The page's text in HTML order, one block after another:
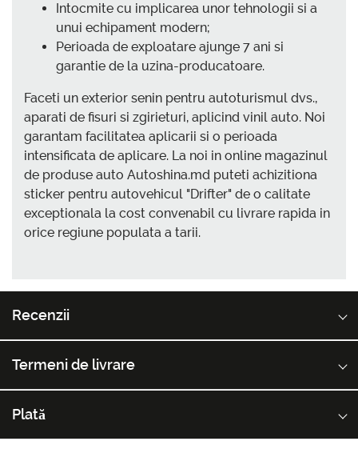
Intocmite cu implicarea unor tehnologii si a
unui echipament modern;
Perioada de exploatare ajunge 7 ani si
garantie de la uzina-producatoare.
Faceti un exterior senin pentru autoturismul dvs.,
aparati de fisuri si zgirieturi, aplicind vinil auto. Noi
garantam facilitatea aplicarii si o perioada
intensificata de aplicare. La noi in online magazinul
de produse auto Autoshina.md puteti achizitiona
sticker pentru autovehicul "Drifter" de o calitate
exceptionala la cost convenabil cu livrare rapida in
orice regiune populata a tarii.
Recenzii
Termeni de livrare
Plată